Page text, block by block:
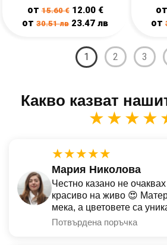
от15.60€ 12.00 €
от30.51лв 23.47лв от
1 2 3
Какво казват
★★★★★
Мария Николова
Честно казано не
красиво на живо 😍
мека, а цветовете са
Потвърдена поръчка